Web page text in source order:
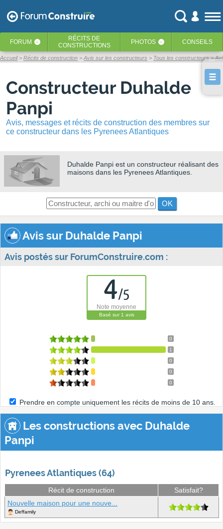
FORUM ‹ RÉCITS DE
CONSTRUCTIONS
PHOTOS ‹ CONSEILS
Accueil Récits de construction Avis sur les constructeurs Tous les constructeurs
Constructeur Duhalde
Panpi
Avis, messages et récits de construction des membres sur
ce constructeur dans les Pyrenees Atlantiques
Duhalde Panpi est un constructeur réalisant des
maisons dans les Pyrenees Atlantiques.
OK
Avis sur Duhalde Panpi
Avis postés sur ForumConstruire.com :
4/5
Note moyenne
Basé sur 1 avis
0
1
0
0
0
Prendre en compte uniquement les récits de moins de 10 ans.
Les constructions avec Duhalde
Panpi
Pyrenees Atlantiques (64)
Récit de construction
Satisfait?
Nouvelle maison pour une nouve...
Deffamily